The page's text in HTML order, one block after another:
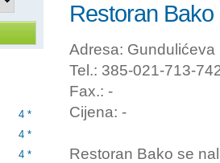
4 *
4 *
4 *
Restoran
Adresa:
Tel.: 385-021-713-
Fax.: -
Cijena: -
Restoran Bako se